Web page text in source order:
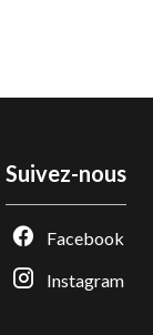
Suivez-nous
Facebook
Instagram